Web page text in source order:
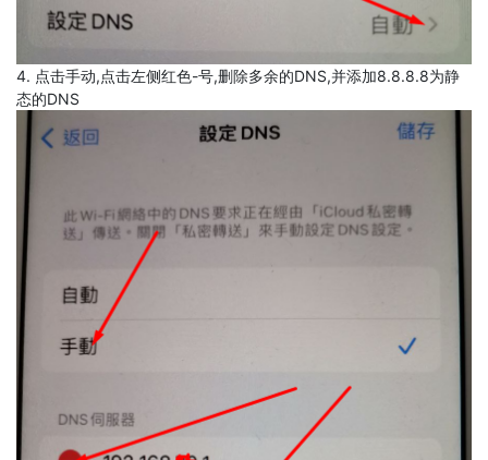
4. 点击手动,点击左侧红色-号,删除多余的DNS,并添加8.8.8.8为静
态的DNS